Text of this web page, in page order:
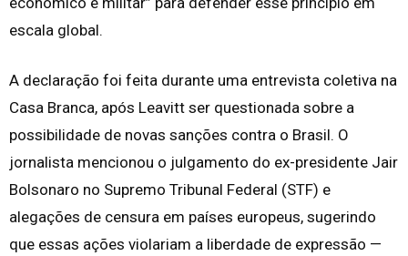
escala global.
A declaração foi feita durante uma entrevista coletiva na
Casa Branca, após Leavitt ser questionada sobre a
possibilidade de novas sanções contra o Brasil. O
jornalista mencionou o julgamento do ex-presidente Jair
Bolsonaro no Supremo Tribunal Federal (STF) e
alegações de censura em países europeus, sugerindo
que essas ações violariam a liberdade de expressão —